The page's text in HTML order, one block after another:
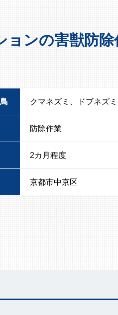
ョンの害獣防除
クマネズミ、ドブネズミ
防除作業
2カ月程度
京都市中京区